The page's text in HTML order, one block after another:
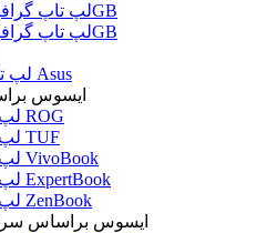
لپ تاپ گرافیک 4GB
لپ تاپ گرافیک 2GB
لپ تاپ گیمینگ Asus
ایسوس
لپ تاپ ROG
لپ تاپ TUF
لپ تاپ VivoBook
لپ تاپ ExpertBook
لپ تاپ ZenBook
ایسوس براساس